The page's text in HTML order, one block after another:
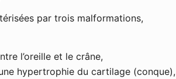
par trois malformations,
l’oreille et le crâne,
hypertrophie du cartilage (conque),